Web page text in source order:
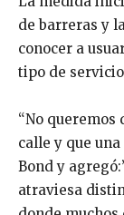
de barreras y
conocer a
tipo de
“No
calle y que
Bond y
atraviesa